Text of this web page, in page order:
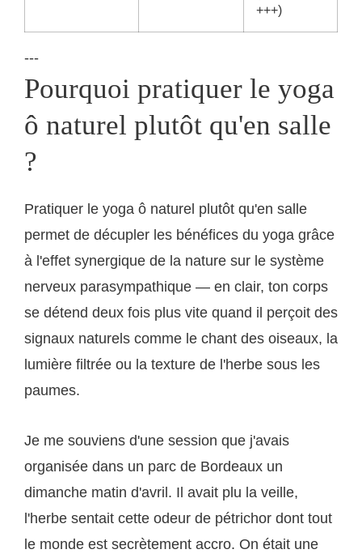
+++)
---
Pourquoi pratiquer le yoga
ô naturel plutôt qu'en salle
?
Pratiquer le yoga ô naturel plutôt qu'en salle
permet de décupler les bénéfices du yoga grâce
à l'effet synergique de la nature sur le système
nerveux parasympathique — en clair, ton corps
se détend deux fois plus vite quand il perçoit des
signaux naturels comme le chant des oiseaux, la
lumière filtrée ou la texture de l'herbe sous les
paumes.
Je me souviens d'une session que j'avais
organisée dans un parc de Bordeaux un
dimanche matin d'avril. Il avait plu la veille,
l'herbe sentait cette odeur de pétrichor dont tout
le monde est secrètement accro. On était une